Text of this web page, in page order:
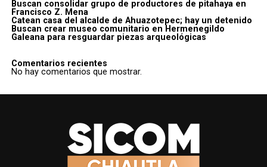
Buscan consolidar grupo de productores de pitahaya en
Francisco Z. Mena
Catean casa del alcalde de Ahuazotepec; hay un detenido
Buscan crear museo comunitario en Hermenegildo
Galeana para resguardar piezas arqueológicas
Comentarios recientes
No hay comentarios que mostrar.